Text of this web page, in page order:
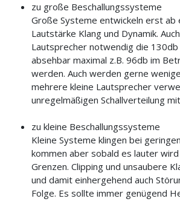
zu große Beschallungssysteme
Große Systeme entwickeln erst ab
Lautstärke Klang und Dynamik.
Lautsprecher notwendig die 130db
absehbar maximal z.B. 96db im
werden. Auch werden gerne
mehrere kleine Lautsprecher
unregelmäßigen Schallverteilung
zu kleine Beschallungssysteme
Kleine Systeme klingen bei
kommen aber sobald es lauter wird
Grenzen. Clipping und unsaubere
und damit einhergehend auch
Folge. Es sollte immer genügend